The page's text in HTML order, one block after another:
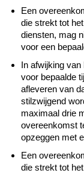
Een
die strekt tot
diensten, mag
voor een
In afwijking
voor bepaalde
afleveren van
stilzwijgend
maximaal drie
overeenkomst
opzeggen met
Een
die strekt tot